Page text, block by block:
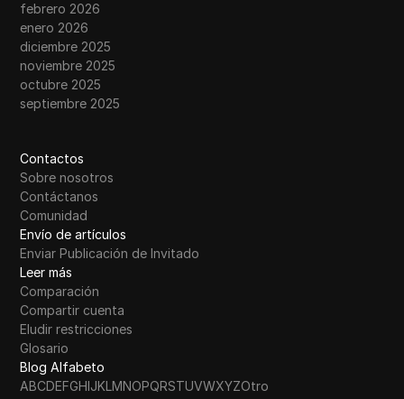
febrero 2026
enero 2026
diciembre 2025
noviembre 2025
octubre 2025
septiembre 2025
Contactos
Sobre nosotros
Contáctanos
Comunidad
Envío de artículos
Enviar Publicación de Invitado
Leer más
Comparación
Compartir cuenta
Eludir restricciones
Glosario
Blog Alfabeto
ABCDEFGHIJKLMNOPQRSTUVWXYZOtro